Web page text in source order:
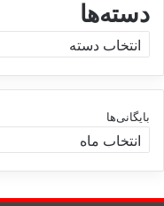
دسته‌ها
س
ت
ه
بایگانی‌ها